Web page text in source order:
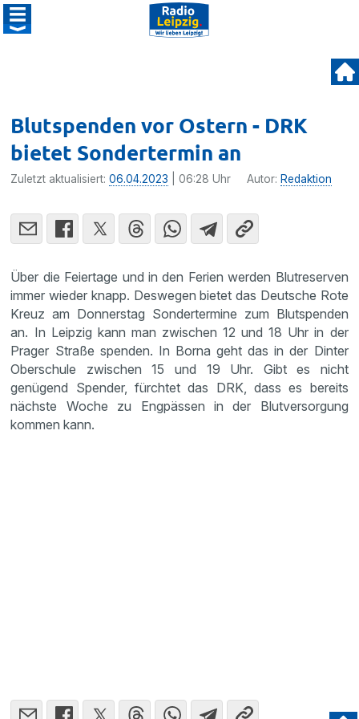
Blutspenden vor Ostern - DRK
bietet Sondertermin an
Zuletzt aktualisiert:06.04.2023 | 06:28 Uhr Autor: Redaktion
Über die Feiertage und in den Ferien werden Blutreserven
immer wieder knapp. Deswegen bietet das Deutsche Rote
Kreuz am Donnerstag Sondertermine zum Blutspenden
an. In Leipzig kann man zwischen 12 und 18 Uhr in der
Prager Straße spenden. In Borna geht das in der Dinter
Oberschule zwischen 15 und 19 Uhr. Gibt es nicht
genügend Spender, fürchtet das DRK, dass es bereits
nächste Woche zu Engpässen in der Blutversorgung
kommen kann.